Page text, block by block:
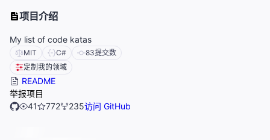
项目介绍
My list of code katas
MIT C# 83提交数
定制我的领域
README
举报项目
41
772 235访问 GitHub